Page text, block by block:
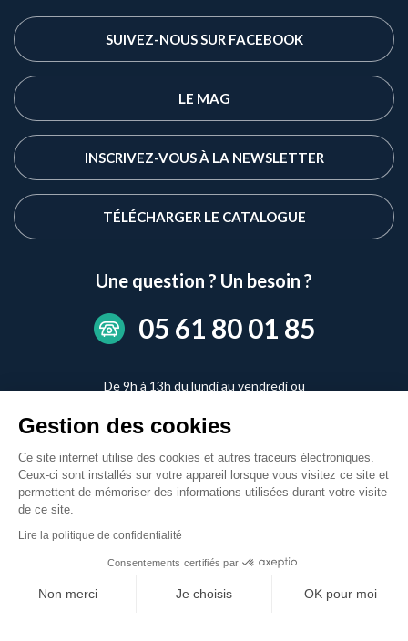
SUIVEZ-NOUS SUR FACEBOOK
LE MAG
INSCRIVEZ-VOUS À LA NEWSLETTER
TÉLÉCHARGER LE CATALOGUE
Une question ? Un besoin ?
05 61 80 01 85
De 9h à 13h du lundi au vendredi ou
CONTACTEZ-NOUS
légales
Données
personnelles
Conditions
générales de vente
cookies
Gestion des cookies
Ce site internet utilise des cookies et autres traceurs électroniques.
Ceux-ci sont installés sur votre appareil lorsque vous visitez ce site et
permettent de mémoriser des informations utilisées durant votre visite
de ce site.
Lire la politique de confidentialité
Consentements certifiés par
Non merci Je choisis OK pour moi